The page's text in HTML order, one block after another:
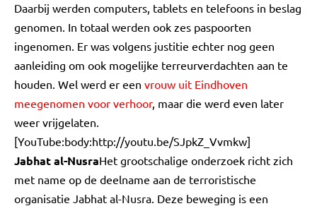
Daarbij werden computers, tablets en telefoons in beslag
genomen. In totaal werden ook zes paspoorten
ingenomen. Er was volgens justitie echter nog geen
aanleiding om ook mogelijke terreurverdachten aan te
houden. Wel werd er een vrouw uit Eindhoven
meegenomen voor verhoor, maar die werd even later
weer vrijgelaten.
[YouTube:body:http://youtu.be/SJpkZ_Vvmkw]
Jabhat al-NusraHet grootschalige onderzoek richt zich
met name op de deelname aan de terroristische
organisatie Jabhat al-Nusra. Deze beweging is een